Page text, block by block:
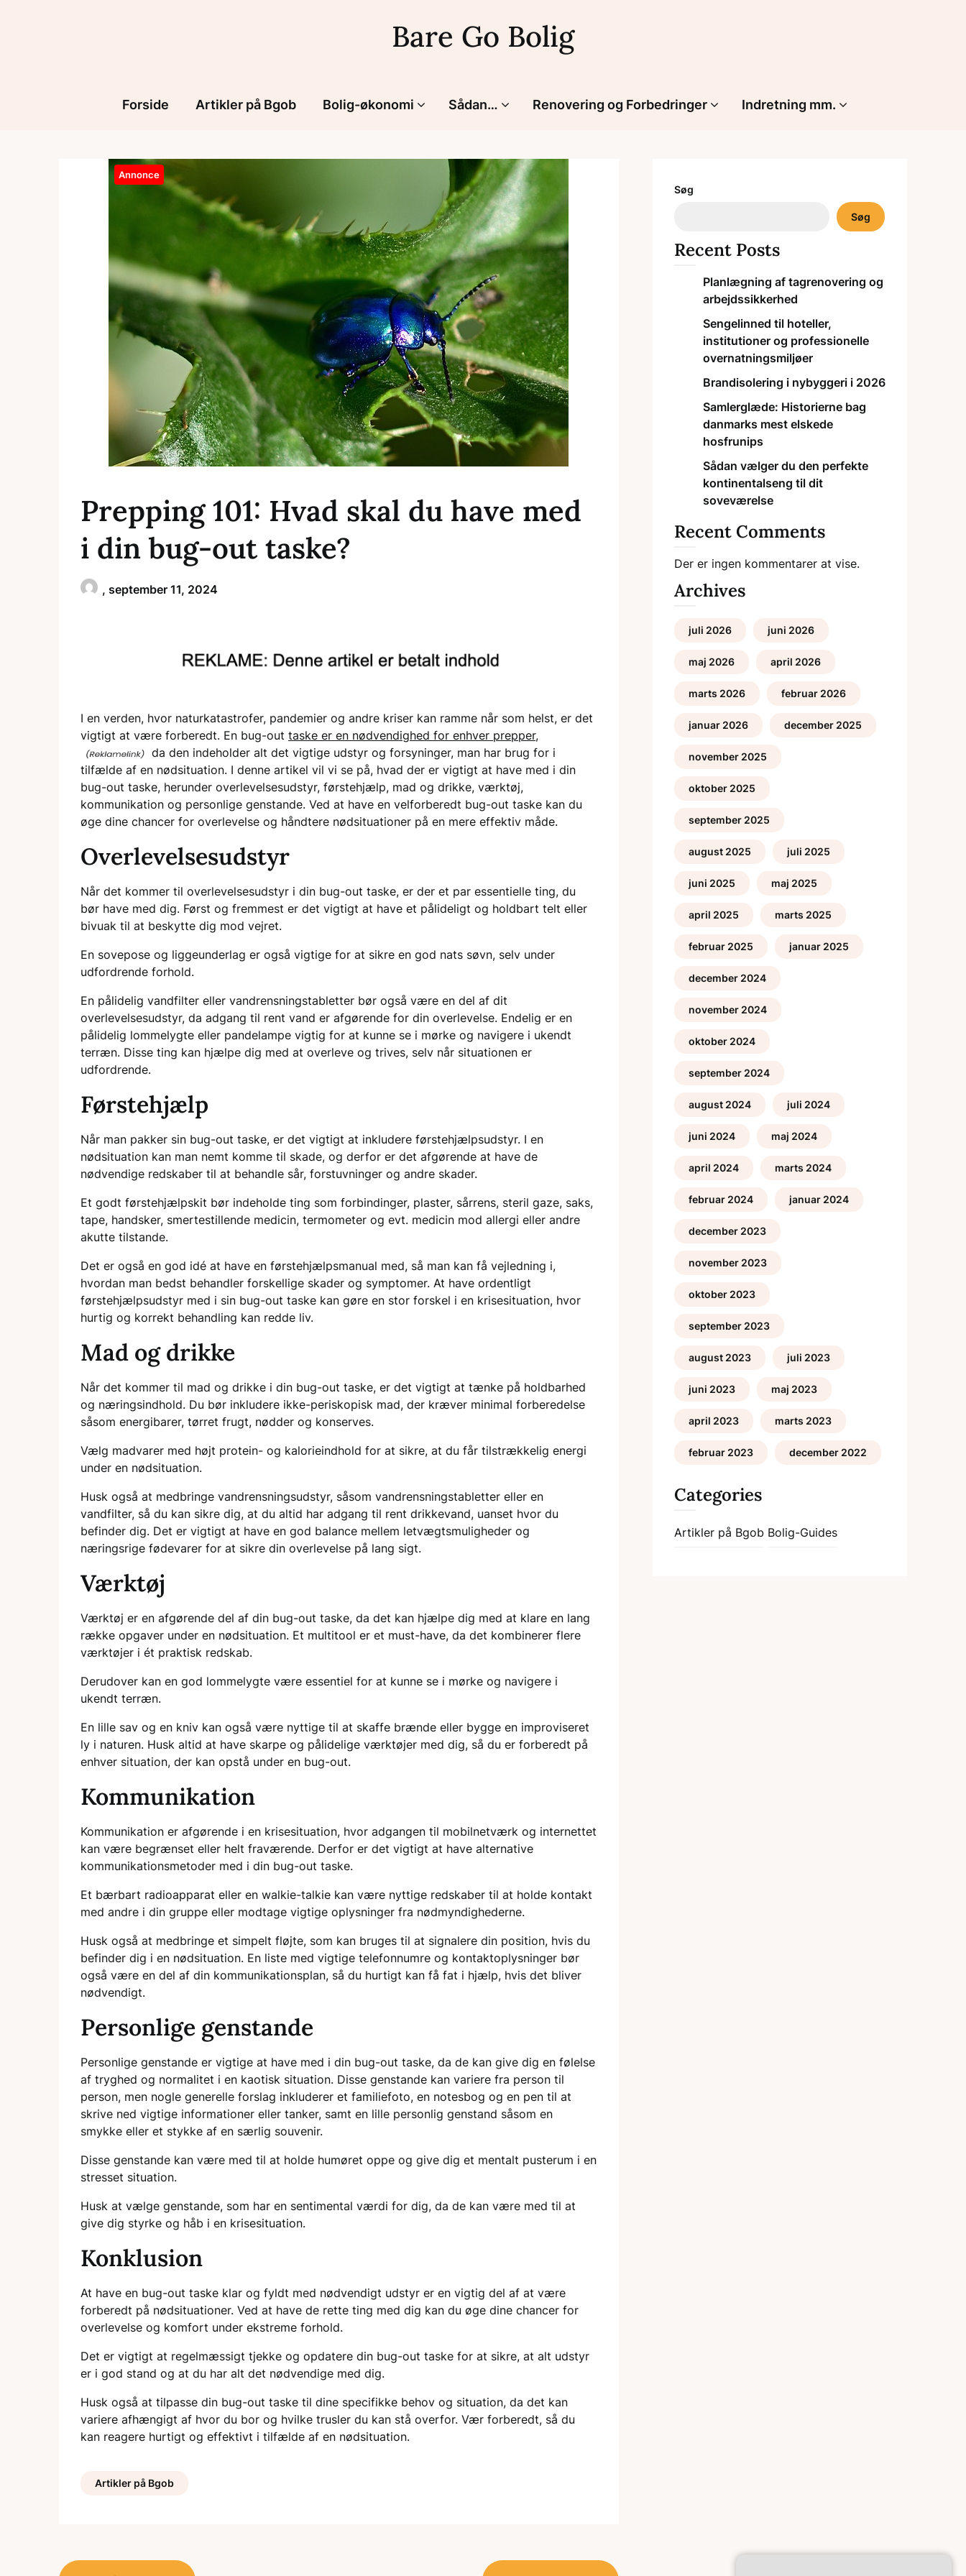
Bare Go Bolig
Forside Artikler på Bgob Bolig-økonomi Sådan… Renovering og Forbedringer Indretning mm.
Annonce
Prepping 101: Hvad skal du have med
i din bug-out taske?
, september 11, 2024
I en verden, hvor naturkatastrofer, pandemier og andre kriser kan ramme når som helst, er det
vigtigt at være forberedt. En bug-out taske er en nødvendighed for enhver prepper,
da den indeholder alt det vigtige udstyr og forsyninger, man har brug for i
tilfælde af en nødsituation. I denne artikel vil vi se på, hvad der er vigtigt at have med i din
bug-out taske, herunder overlevelsesudstyr, førstehjælp, mad og drikke, værktøj,
kommunikation og personlige genstande. Ved at have en velforberedt bug-out taske kan du
øge dine chancer for overlevelse og håndtere nødsituationer på en mere effektiv måde.
Overlevelsesudstyr
Når det kommer til overlevelsesudstyr i din bug-out taske, er der et par essentielle ting, du
bør have med dig. Først og fremmest er det vigtigt at have et pålideligt og holdbart telt eller
bivuak til at beskytte dig mod vejret.
En sovepose og liggeunderlag er også vigtige for at sikre en god nats søvn, selv under
udfordrende forhold.
En pålidelig vandfilter eller vandrensningstabletter bør også være en del af dit
overlevelsesudstyr, da adgang til rent vand er afgørende for din overlevelse. Endelig er en
pålidelig lommelygte eller pandelampe vigtig for at kunne se i mørke og navigere i ukendt
terræn. Disse ting kan hjælpe dig med at overleve og trives, selv når situationen er
udfordrende.
Førstehjælp
Når man pakker sin bug-out taske, er det vigtigt at inkludere førstehjælpsudstyr. I en
nødsituation kan man nemt komme til skade, og derfor er det afgørende at have de
nødvendige redskaber til at behandle sår, forstuvninger og andre skader.
Et godt førstehjælpskit bør indeholde ting som forbindinger, plaster, sårrens, steril gaze, saks,
tape, handsker, smertestillende medicin, termometer og evt. medicin mod allergi eller andre
akutte tilstande.
Det er også en god idé at have en førstehjælpsmanual med, så man kan få vejledning i,
hvordan man bedst behandler forskellige skader og symptomer. At have ordentligt
førstehjælpsudstyr med i sin bug-out taske kan gøre en stor forskel i en krisesituation, hvor
hurtig og korrekt behandling kan redde liv.
Mad og drikke
Når det kommer til mad og drikke i din bug-out taske, er det vigtigt at tænke på holdbarhed
og næringsindhold. Du bør inkludere ikke-periskopisk mad, der kræver minimal forberedelse
såsom energibarer, tørret frugt, nødder og konserves.
Vælg madvarer med højt protein- og kalorieindhold for at sikre, at du får tilstrækkelig energi
under en nødsituation.
Husk også at medbringe vandrensningsudstyr, såsom vandrensningstabletter eller en
vandfilter, så du kan sikre dig, at du altid har adgang til rent drikkevand, uanset hvor du
befinder dig. Det er vigtigt at have en god balance mellem letvægtsmuligheder og
næringsrige fødevarer for at sikre din overlevelse på lang sigt.
Værktøj
Værktøj er en afgørende del af din bug-out taske, da det kan hjælpe dig med at klare en lang
række opgaver under en nødsituation. Et multitool er et must-have, da det kombinerer flere
værktøjer i ét praktisk redskab.
Derudover kan en god lommelygte være essentiel for at kunne se i mørke og navigere i
ukendt terræn.
En lille sav og en kniv kan også være nyttige til at skaffe brænde eller bygge en improviseret
ly i naturen. Husk altid at have skarpe og pålidelige værktøjer med dig, så du er forberedt på
enhver situation, der kan opstå under en bug-out.
Kommunikation
Kommunikation er afgørende i en krisesituation, hvor adgangen til mobilnetværk og internettet
kan være begrænset eller helt fraværende. Derfor er det vigtigt at have alternative
kommunikationsmetoder med i din bug-out taske.
Et bærbart radioapparat eller en walkie-talkie kan være nyttige redskaber til at holde kontakt
med andre i din gruppe eller modtage vigtige oplysninger fra nødmyndighederne.
Husk også at medbringe et simpelt fløjte, som kan bruges til at signalere din position, hvis du
befinder dig i en nødsituation. En liste med vigtige telefonnumre og kontaktoplysninger bør
også være en del af din kommunikationsplan, så du hurtigt kan få fat i hjælp, hvis det bliver
nødvendigt.
Personlige genstande
Personlige genstande er vigtige at have med i din bug-out taske, da de kan give dig en følelse
af tryghed og normalitet i en kaotisk situation. Disse genstande kan variere fra person til
person, men nogle generelle forslag inkluderer et familiefoto, en notesbog og en pen til at
skrive ned vigtige informationer eller tanker, samt en lille personlig genstand såsom en
smykke eller et stykke af en særlig souvenir.
Disse genstande kan være med til at holde humøret oppe og give dig et mentalt pusterum i en
stresset situation.
Husk at vælge genstande, som har en sentimental værdi for dig, da de kan være med til at
give dig styrke og håb i en krisesituation.
Konklusion
At have en bug-out taske klar og fyldt med nødvendigt udstyr er en vigtig del af at være
forberedt på nødsituationer. Ved at have de rette ting med dig kan du øge dine chancer for
overlevelse og komfort under ekstreme forhold.
Det er vigtigt at regelmæssigt tjekke og opdatere din bug-out taske for at sikre, at alt udstyr
er i god stand og at du har alt det nødvendige med dig.
Husk også at tilpasse din bug-out taske til dine specifikke behov og situation, da det kan
variere afhængigt af hvor du bor og hvilke trusler du kan stå overfor. Vær forberedt, så du
kan reagere hurtigt og effektivt i tilfælde af en nødsituation.
Artikler på Bgob
Søg
Søg
Recent Posts
Planlægning af tagrenovering og
arbejdssikkerhed
Sengelinned til hoteller,
institutioner og professionelle
overnatningsmiljøer
Brandisolering i nybyggeri i 2026
Samlerglæde: Historierne bag
danmarks mest elskede
hosfrunips
Sådan vælger du den perfekte
kontinentalseng til dit
soveværelse
Recent Comments
Der er ingen kommentarer at vise.
Archives
juli 2026 juni 2026
maj 2026 april 2026
marts 2026 februar 2026
januar 2026 december 2025
november 2025
oktober 2025
september 2025
august 2025 juli 2025
juni 2025 maj 2025
april 2025 marts 2025
februar 2025 januar 2025
december 2024
november 2024
oktober 2024
september 2024
august 2024 juli 2024
juni 2024 maj 2024
april 2024 marts 2024
februar 2024 januar 2024
december 2023
november 2023
oktober 2023
september 2023
august 2023 juli 2023
juni 2023 maj 2023
april 2023 marts 2023
februar 2023 december 2022
Categories
Artikler på Bgob Bolig-Guides